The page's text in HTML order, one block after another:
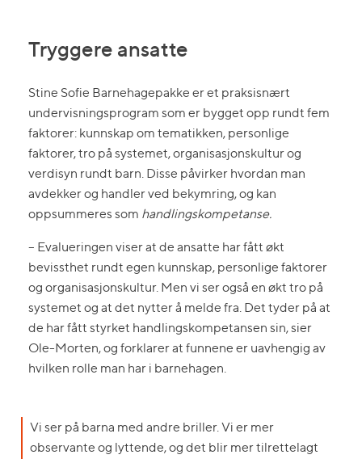
Tryggere ansatte
Stine Sofie Barnehagepakke er et praksisnært
undervisningsprogram som er bygget opp rundt fem
faktorer: kunnskap om tematikken, personlige
faktorer, tro på systemet, organisasjonskultur og
verdisyn rundt barn. Disse påvirker hvordan man
avdekker og handler ved bekymring, og kan
oppsummeres som handlingskompetanse.
– Evalueringen viser at de ansatte har fått økt
bevissthet rundt egen kunnskap, personlige faktorer
og organisasjonskultur. Men vi ser også en økt tro på
systemet og at det nytter å melde fra. Det tyder på at
de har fått styrket handlingskompetansen sin, sier
Ole-Morten, og forklarer at funnene er uavhengig av
hvilken rolle man har i barnehagen.
Vi ser på barna med andre briller. Vi er mer
observante og lyttende, og det blir mer tilrettelagt